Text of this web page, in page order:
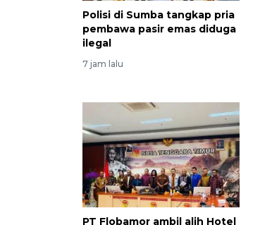
Polisi di Sumba tangkap pria
pembawa pasir emas diduga
ilegal
7 jam lalu
PT Flobamor ambil alih Hotel